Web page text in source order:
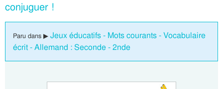
conjuguer !
Paru dans ▶ Jeux éducatifs - Mots courants - Vocabulaire
écrit - Allemand : Seconde - 2nde